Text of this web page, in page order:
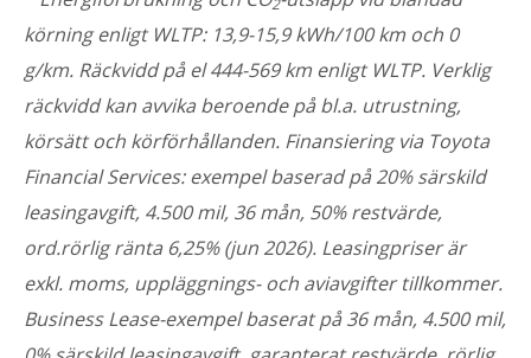
körning enligt WLTP: 13,9-15,9 kWh/100 km och 0
g/km. Räckvidd på el 444-569 km enligt WLTP. Verklig
räckvidd kan avvika beroende på bl.a. utrustning,
körsätt och körförhållanden. Finansiering via Toyota
Financial Services: exempel baserad på 20% särskild
leasingavgift, 4.500 mil, 36 mån, 50% restvärde,
ord.rörlig ränta 6,25% (jun 2026). Leasingpriser är
exkl. moms, uppläggnings- och aviavgifter tillkommer.
Business Lease-exempel baserat på 36 mån, 4.500 mil,